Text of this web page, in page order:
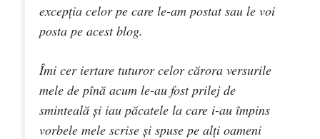
excepția celor pe care le-am postat sau le voi
posta pe acest blog.
Îmi cer iertare tuturor celor cărora versurile
mele de pînă acum le-au fost prilej de
sminteală și iau păcatele la care i-au împins
vorbele mele scrise și spuse pe alți oameni